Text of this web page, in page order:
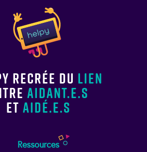
recrée du lien
aidant.e.s
et aidé.e.s
Ressources